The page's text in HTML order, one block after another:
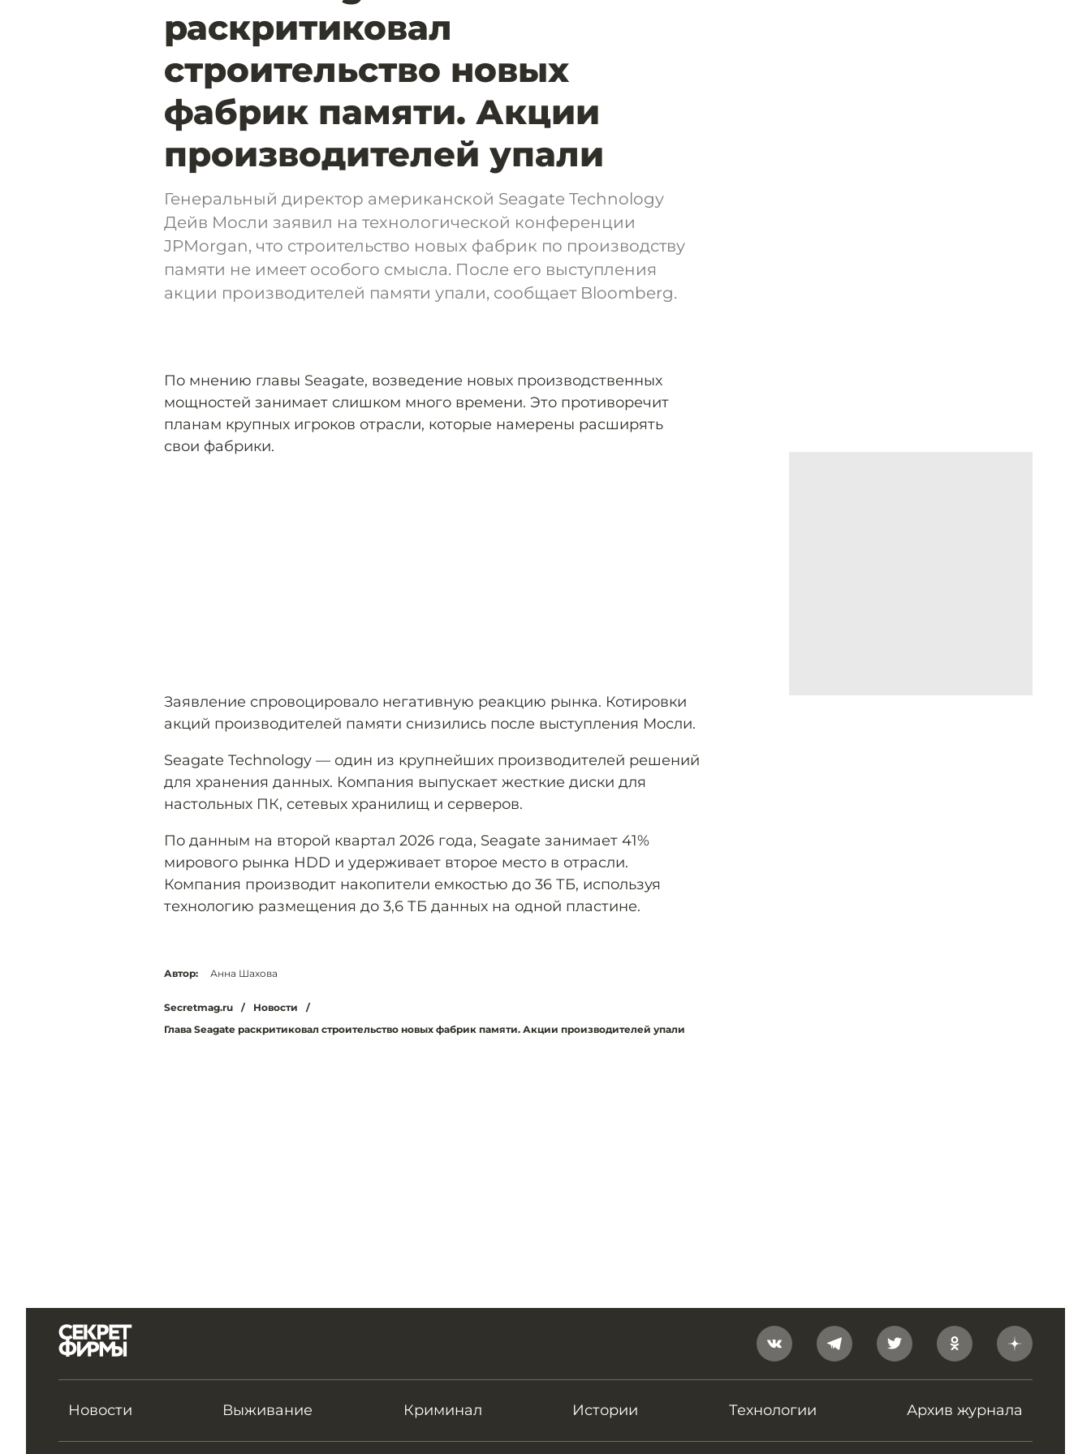
раскритиковал
строительство новых
фабрик памяти. Акции
производителей упали
Генеральный директор американской Seagate Technology
Дейв Мосли заявил на технологической конференции
JPMorgan, что строительство новых фабрик по производству
памяти не имеет особого смысла. После его выступления
акции производителей памяти упали, сообщает Bloomberg.
По мнению главы Seagate, возведение новых производственных
мощностей занимает слишком много времени. Это противоречит
планам крупных игроков отрасли, которые намерены расширять
свои фабрики.
Заявление спровоцировало негативную реакцию рынка. Котировки
акций производителей памяти снизились после выступления Мосли.
Seagate Technology — один из крупнейших производителей решений
для хранения данных. Компания выпускает жесткие диски для
настольных ПК, сетевых хранилищ и серверов.
По данным на второй квартал 2026 года, Seagate занимает 41%
мирового рынка HDD и удерживает второе место в отрасли.
Компания производит накопители емкостью до 36 ТБ, используя
технологию размещения до 3,6 ТБ данных на одной пластине.
Автор: Анна Шахова
Secretmag.ru / Новости
/
Глава Seagate раскритиковал строительство новых фабрик памяти. Акции производителей упали
Новости Выживание Криминал Истории Технологии Архив журнала